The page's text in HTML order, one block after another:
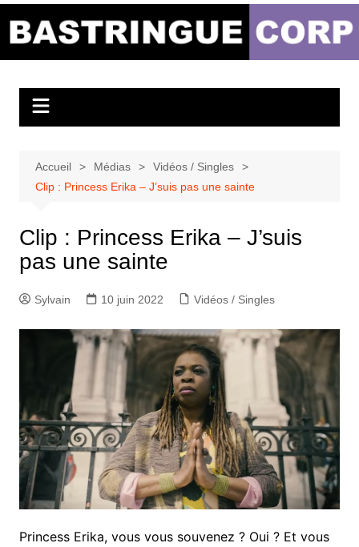
Bastringue Corp –
Musicales
Accueil Médias
Vidéos / Singles
Clip : Princess Erika – J’suis pas une sainte
Clip : Princess Erika – J’suis
pas une sainte
Sylvain 10 juin 2022 Vidéos / Singles
Princess Erika, vous vous souvenez ? Oui ? Et vous